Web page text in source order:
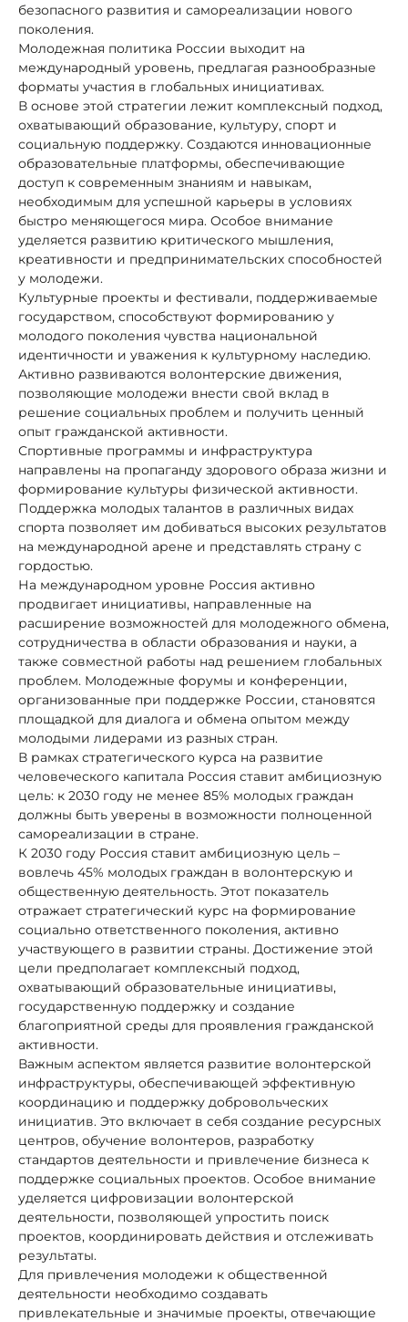
безопасного развития и самореализации нового
поколения.
Молодежная политика России выходит на
международный уровень, предлагая разнообразные
форматы участия в глобальных инициативах.
В основе этой стратегии лежит комплексный подход,
охватывающий образование, культуру, спорт и
социальную поддержку. Создаются инновационные
образовательные платформы, обеспечивающие
доступ к современным знаниям и навыкам,
необходимым для успешной карьеры в условиях
быстро меняющегося мира. Особое внимание
уделяется развитию критического мышления,
креативности и предпринимательских способностей
у молодежи.
Культурные проекты и фестивали, поддерживаемые
государством, способствуют формированию у
молодого поколения чувства национальной
идентичности и уважения к культурному наследию.
Активно развиваются волонтерские движения,
позволяющие молодежи внести свой вклад в
решение социальных проблем и получить ценный
опыт гражданской активности.
Спортивные программы и инфраструктура
направлены на пропаганду здорового образа жизни и
формирование культуры физической активности.
Поддержка молодых талантов в различных видах
спорта позволяет им добиваться высоких результатов
на международной арене и представлять страну с
гордостью.
На международном уровне Россия активно
продвигает инициативы, направленные на
расширение возможностей для молодежного обмена,
сотрудничества в области образования и науки, а
также совместной работы над решением глобальных
проблем. Молодежные форумы и конференции,
организованные при поддержке России, становятся
площадкой для диалога и обмена опытом между
молодыми лидерами из разных стран.
В рамках стратегического курса на развитие
человеческого капитала Россия ставит амбициозную
цель: к 2030 году не менее 85% молодых граждан
должны быть уверены в возможности полноценной
самореализации в стране.
К 2030 году Россия ставит амбициозную цель –
вовлечь 45% молодых граждан в волонтерскую и
общественную деятельность. Этот показатель
отражает стратегический курс на формирование
социально ответственного поколения, активно
участвующего в развитии страны. Достижение этой
цели предполагает комплексный подход,
охватывающий образовательные инициативы,
государственную поддержку и создание
благоприятной среды для проявления гражданской
активности.
Важным аспектом является развитие волонтерской
инфраструктуры, обеспечивающей эффективную
координацию и поддержку добровольческих
инициатив. Это включает в себя создание ресурсных
центров, обучение волонтеров, разработку
стандартов деятельности и привлечение бизнеса к
поддержке социальных проектов. Особое внимание
уделяется цифровизации волонтерской
деятельности, позволяющей упростить поиск
проектов, координировать действия и отслеживать
результаты.
Для привлечения молодежи к общественной
деятельности необходимо создавать
привлекательные и значимые проекты, отвечающие